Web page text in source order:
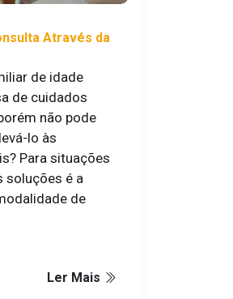
Através da
de idade
de cuidados
não pode
lo às
Para situações
soluções é a
de
Ler Mais